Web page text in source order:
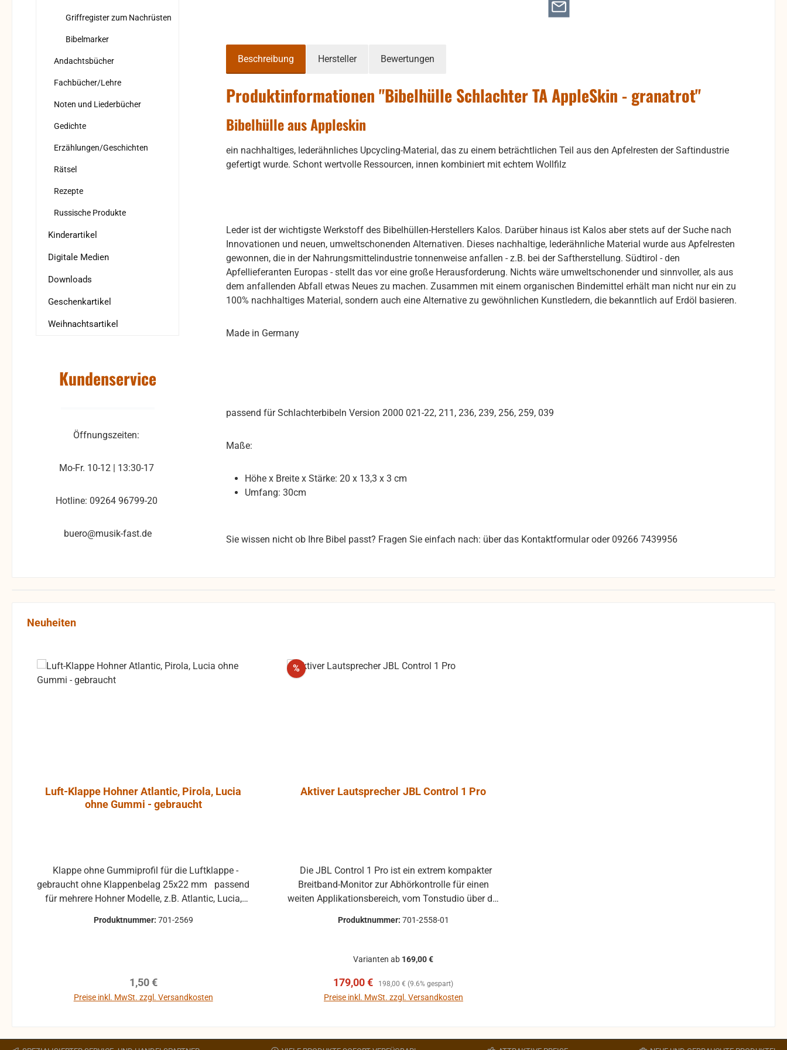
Griffregister zum Nachrüsten
Bibelmarker
Andachtsbücher
Fachbücher/Lehre
Noten und Liederbücher
Gedichte
Erzählungen/Geschichten
Rätsel
Rezepte
Russische Produkte
Kinderartikel
Digitale Medien
Downloads
Geschenkartikel
Weihnachtsartikel
Kundenservice
Öffnungszeiten:
Mo-Fr. 10-12 | 13:30-17
Hotline: 09264 96799-20
buero@musik-fast.de
Beschreibung Hersteller Bewertungen
Produktinformationen "Bibelhülle Schlachter TA AppleSkin - granatrot"
Bibelhülle aus Appleskin
ein nachhaltiges, lederähnliches Upcycling-Material, das zu einem beträchtlichen Teil aus den Apfelresten der Saftindustrie
gefertigt wurde. Schont wertvolle Ressourcen, innen kombiniert mit echtem Wollfilz
Leder ist der wichtigste Werkstoff des Bibelhüllen-Herstellers Kalos. Darüber hinaus ist Kalos aber stets auf der Suche nach
Innovationen und neuen, umweltschonenden Alternativen. Dieses nachhaltige, lederähnliche Material wurde aus Apfelresten
gewonnen, die in der Nahrungsmittelindustrie tonnenweise anfallen - z.B. bei der Saftherstellung. Südtirol - den
Apfellieferanten Europas - stellt das vor eine große Herausforderung. Nichts wäre umweltschonender und sinnvoller, als aus
dem anfallenden Abfall etwas Neues zu machen. Zusammen mit einem organischen Bindemittel erhält man nicht nur ein zu
100% nachhaltiges Material, sondern auch eine Alternative zu gewöhnlichen Kunstledern, die bekanntlich auf Erdöl basieren.
Made in Germany
passend für Schlachterbibeln Version 2000 021-22, 211, 236, 239, 256, 259, 039
Maße:
Höhe x Breite x Stärke: 20 x 13,3 x 3 cm
Umfang: 30cm
Sie wissen nicht ob Ihre Bibel passt? Fragen Sie einfach nach: über das Kontaktformular oder 09266 7439956
Produktgalerie überspringen
Neuheiten
Luft-Klappe Hohner Atlantic, Pirola, Lucia
ohne Gummi - gebraucht
gebraucht ohne Klappenbelag 25x22 mm passend
für mehrere Hohner Modelle, z.B. Atlantic, Lucia,
um Rücksendungen zu vermeiden. Rücksendungen
gehen auf Kosten des Käufers. bei defekten Artikel
ausgeschlossen.
Produktnummer: 701-2569
Regulärer Preis:
1,50 €
Preise inkl. MwSt. zzgl. Versandkosten
%Rabatt
Aktiver Lautsprecher JBL Control 1 Pro
Breitband-Monitor zur Abhörkontrolle für einen
weiten Applikationsbereich, vom Tonstudio über die
audiovisuellen Bereich ist die JBL Control 1 Pro
Tieftontreiber ist bei der JBL Control 1 mit einer
Magnet-Abschirmung gesichert, so daß dieser
Bildstörungen zu verursachen. Das Gehäuse der
Produktnummer: 701-2558-01
Varianten ab 169,00 €
Verkaufspreis:
179,00 € Regulärer Preis:
198,00 € (9.6% gespart)
Preise inkl. MwSt. zzgl. Versandkosten